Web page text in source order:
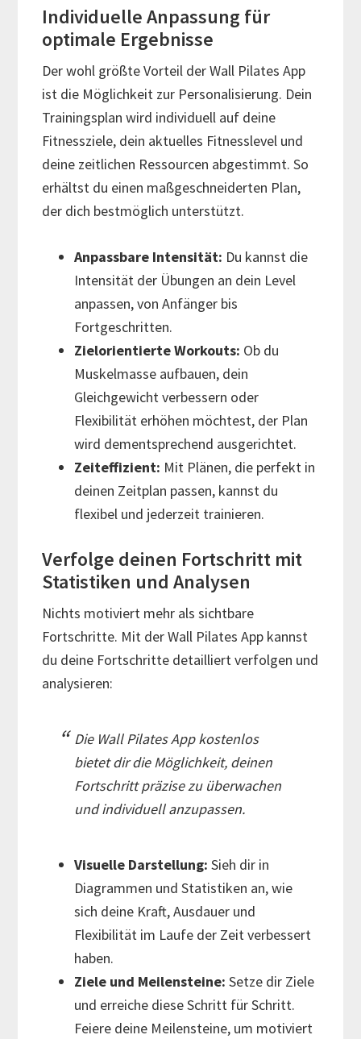
Individuelle Anpassung für
optimale Ergebnisse
Der wohl größte Vorteil der Wall Pilates App
ist die Möglichkeit zur Personalisierung. Dein
Trainingsplan wird individuell auf deine
Fitnessziele, dein aktuelles Fitnesslevel und
deine zeitlichen Ressourcen abgestimmt. So
erhältst du einen maßgeschneiderten Plan,
der dich bestmöglich unterstützt.
Anpassbare Intensität: Du kannst die
Intensität der Übungen an dein Level
anpassen, von Anfänger bis
Fortgeschritten.
Zielorientierte Workouts: Ob du
Muskelmasse aufbauen, dein
Gleichgewicht verbessern oder
Flexibilität erhöhen möchtest, der Plan
wird dementsprechend ausgerichtet.
Zeiteffizient: Mit Plänen, die perfekt in
deinen Zeitplan passen, kannst du
flexibel und jederzeit trainieren.
Verfolge deinen Fortschritt mit
Statistiken und Analysen
Nichts motiviert mehr als sichtbare
Fortschritte. Mit der Wall Pilates App kannst
du deine Fortschritte detailliert verfolgen und
analysieren:
Die Wall Pilates App kostenlos
bietet dir die Möglichkeit, deinen
Fortschritt präzise zu überwachen
und individuell anzupassen.
Visuelle Darstellung: Sieh dir in
Diagrammen und Statistiken an, wie
sich deine Kraft, Ausdauer und
Flexibilität im Laufe der Zeit verbessert
haben.
Ziele und Meilensteine: Setze dir Ziele
und erreiche diese Schritt für Schritt.
Feiere deine Meilensteine, um motiviert